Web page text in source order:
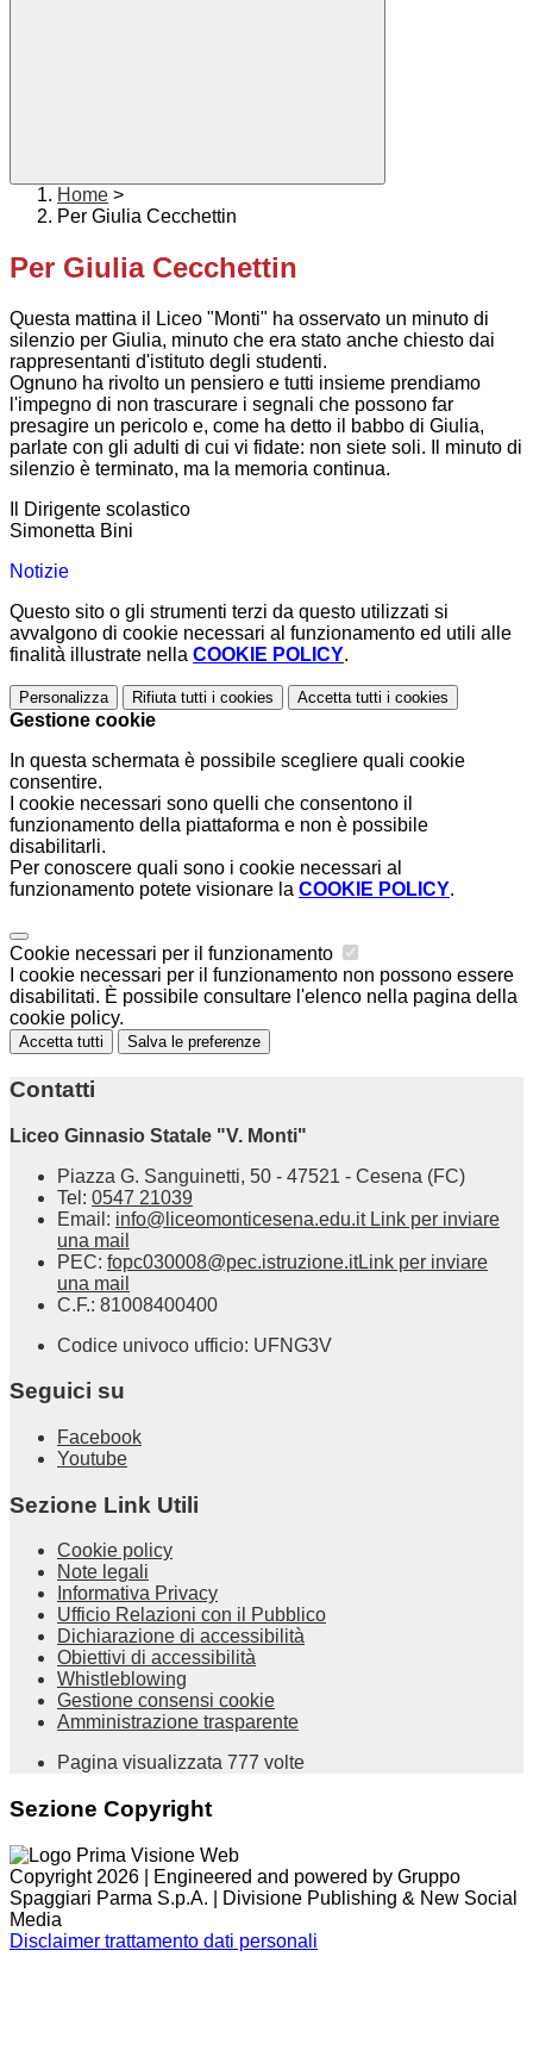
Home >
Per Giulia Cecchettin
Per Giulia Cecchettin
Questa mattina il Liceo "Monti" ha osservato un minuto di
silenzio per Giulia, minuto che era stato anche chiesto dai
rappresentanti d'istituto degli studenti.
Ognuno ha rivolto un pensiero e tutti insieme prendiamo
l'impegno di non trascurare i segnali che possono far
presagire un pericolo e, come ha detto il babbo di Giulia,
parlate con gli adulti di cui vi fidate: non siete soli. Il minuto di
silenzio è terminato, ma la memoria continua.
Il Dirigente scolastico
Simonetta Bini
Notizie
Questo sito o gli strumenti terzi da questo utilizzati si
avvalgono di cookie necessari al funzionamento ed utili alle
finalità illustrate nella COOKIE POLICY.
Personalizza Rifiuta tutti i cookies Accetta tutti i cookies
Gestione cookie
In questa schermata è possibile scegliere quali cookie
consentire.
I cookie necessari sono quelli che consentono il
funzionamento della piattaforma e non è possibile
disabilitarli.
Per conoscere quali sono i cookie necessari al
funzionamento potete visionare la COOKIE POLICY.
Cookie necessari per il funzionamento
I cookie necessari per il funzionamento non possono essere
disabilitati. È possibile consultare l'elenco nella pagina della
cookie policy.
Accetta tutti Salva le preferenze
Contatti
Liceo Ginnasio Statale "V. Monti"
Piazza G. Sanguinetti, 50 - 47521 - Cesena (FC)
Tel: 0547 21039
Email: info@liceomonticesena.edu.it Link per inviare
una mail
PEC: fopc030008@pec.istruzione.itLink per inviare
una mail
C.F.: 81008400400
Codice univoco ufficio: UFNG3V
Seguici su
Facebook
Youtube
Sezione Link Utili
Cookie policy
Note legali
Informativa Privacy
Ufficio Relazioni con il Pubblico
Dichiarazione di accessibilità
Obiettivi di accessibilità
Whistleblowing
Gestione consensi cookie
Amministrazione trasparente
Pagina visualizzata 777 volte
Sezione Copyright
Copyright 2026 | Engineered and powered by Gruppo
Spaggiari Parma S.p.A. | Divisione Publishing & New Social
Media
Disclaimer trattamento dati personali